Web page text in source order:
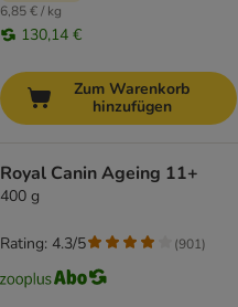
6,85 € / kg
130,14 €
Zum Warenkorb
hinzufügen
Royal Canin Ageing 11+
400 g
Rating: 4.3/5 (901)